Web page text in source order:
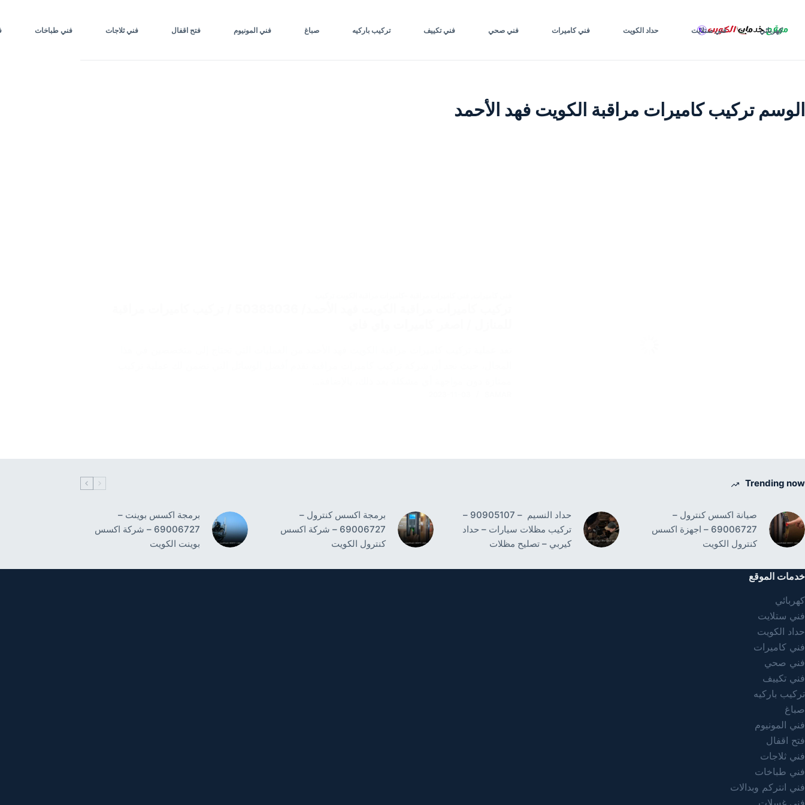
المحتوى
كهربائي فني ستلايت حداد الكويت فني كاميرات فني صحي فني تكييف تركيب باركيه صباغ فني المونيوم فتح اقفال فني ثلاجات فني طباخات
الوسم تركيب كاميرات مراقبة الكويت فهد الأحمد
Trending now
صيانة اكسس كنترول –
69006727 – اجهزة اكسس
كنترول الكويت
حداد النسيم – 90905107 –
تركيب مظلات سيارات – حداد
كيربي – تصليح مظلات
برمجة اكسس كنترول –
69006727 – شركة اكسس
كنترول الكويت
برمجة اكسس بوينت –
69006727 – شركة اكسس
بوينت الكويت
خدمات الموقع
كهربائي
فني ستلايت
حداد الكويت
فني كاميرات
فني صحي
فني تكييف
تركيب باركيه
صباغ
فني المونيوم
فتح اقفال
فني ثلاجات
فني طباخات
فني انتركم وبدالات
فني غسلات